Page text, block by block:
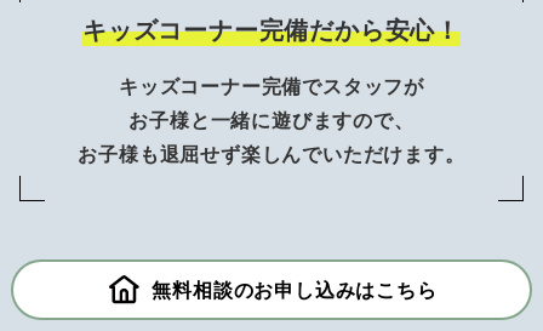
キッズコーナー完備だから安心！
キッズコーナー完備でスタッフが
お子様と一緒に遊びますので、
お子様も退屈せず楽しんでいただけます。
無料相談のお申し込みはこちら